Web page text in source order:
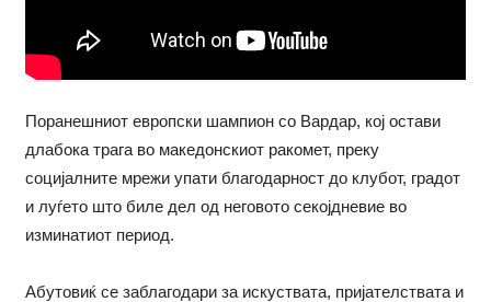
Поранешниот европски шампион со Вардар, кој остави
длабока трага во македонскиот ракомет, преку
социјалните мрежи упати благодарност до клубот, градот
и луѓето што биле дел од неговото секојдневие во
изминатиот период.
Абутовиќ се заблагодари за искуствата, пријателствата и